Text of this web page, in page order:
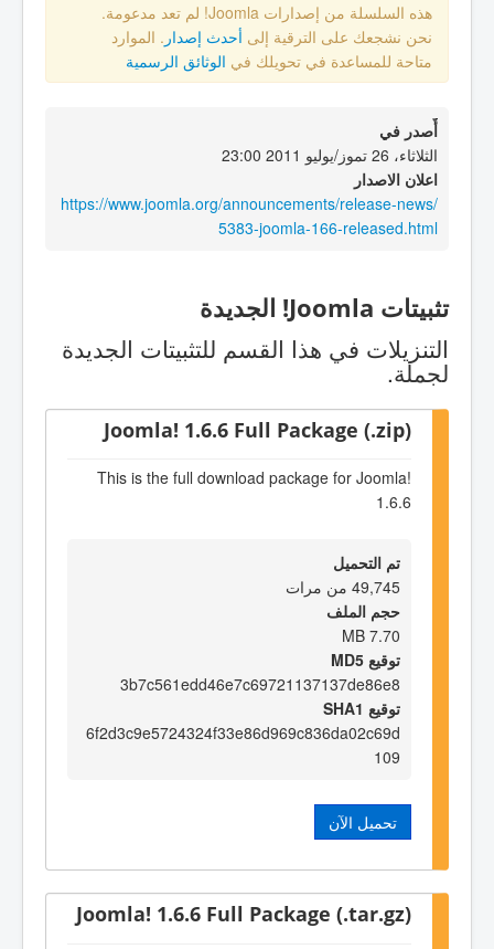
هذه السلسلة من إصدارات Joomla! لم تعد مدعومة.
نحن نشجعك على الترقية إلى أحدث إصدار . الموارد
متاحة للمساعدة في تحويلك في الوثائق الرسمية
أٌصدر في
الثلاثاء، 26 تموز/يوليو 2011 23:00
اعلان الاصدار
https://www.joomla.org/announcements/release-news/
5383-joomla-166-released.html
تثبيتات Joomla! الجديدة
التنزيلات في هذا القسم للتثبيتات الجديدة
لجملة.
Joomla! 1.6.6 Full Package (.zip)
This is the full download package for Joomla!
1.6.6
تم التحميل
49,745 من مرات
حجم الملف
7.70 MB
توقيع MD5
3b7c561edd46e7c69721137137de86e8
توقيع SHA1
6f2d3c9e5724324f33e86d969c836da02c69d
109
تحميل الآن
Joomla! 1.6.6 Full Package (.tar.gz)